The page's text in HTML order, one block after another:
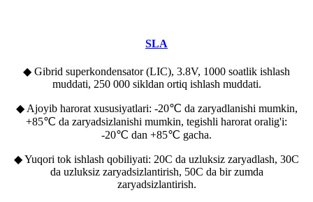
SLA
◆ Gibrid superkondensator (LIC), 3.8V, 1000 soatlik ishlash
muddati, 250 000 sikldan ortiq ishlash muddati.
◆ Ajoyib harorat xususiyatlari: -20℃ da zaryadlanishi mumkin,
+85℃ da zaryadsizlanishi mumkin, tegishli harorat oralig'i:
-20℃ dan +85℃ gacha.
◆ Yuqori tok ishlash qobiliyati: 20C da uzluksiz zaryadlash, 30C
da uzluksiz zaryadsizlantirish, 50C da bir zumda
zaryadsizlantirish.